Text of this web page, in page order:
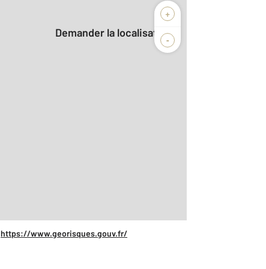
+
-
Demander la localisation
https://www.georisques.gouv.fr/